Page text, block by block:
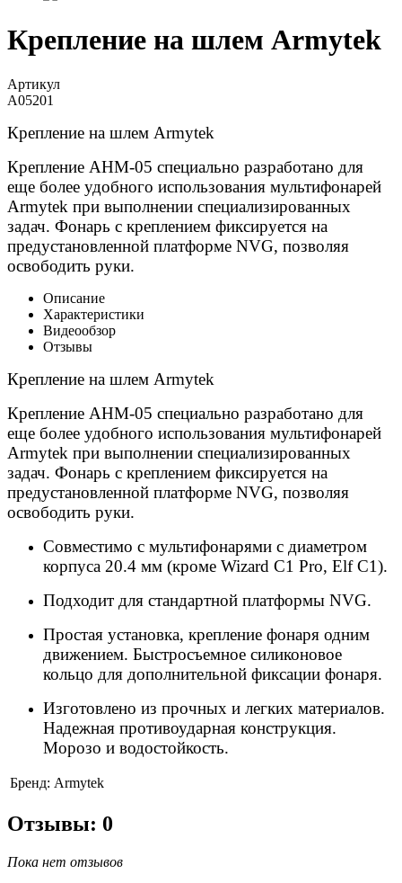
Крепление на шлем Armytek
Артикул
A05201
Крепление на шлем Armytek
Крепление AHM-05 специально разработано для
еще более удобного использования мультифонарей
Armytek при выполнении специализированных
задач. Фонарь с креплением фиксируется на
предустановленной платформе NVG, позволяя
освободить руки.
Описание
Характеристики
Видеообзор
Отзывы
Крепление на шлем Armytek
Крепление AHM-05 специально разработано для
еще более удобного использования мультифонарей
Armytek при выполнении специализированных
задач. Фонарь с креплением фиксируется на
предустановленной платформе NVG, позволяя
освободить руки.
Совместимо с мультифонарями с диаметром
корпуса 20.4 мм (кроме Wizard C1 Pro, Elf C1).
Подходит для стандартной платформы NVG.
Простая установка, крепление фонаря одним
движением. Быстросъемное силиконовое
кольцо для дополнительной фиксации фонаря.
Изготовлено из прочных и легких материалов.
Надежная противоударная конструкция.
Морозо и водостойкость.
Бренд: Armytek
Отзывы: 0
Пока нет отзывов